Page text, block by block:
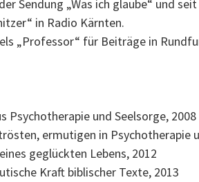
Sendung „Was ich glaube“ und
in Radio Kärnten.
„Professor“ für Beiträge in
Psychotherapie und Seelsorge, 2008
ermutigen in Psychotherapie
geglückten Lebens, 2012
Kraft biblischer Texte, 2013